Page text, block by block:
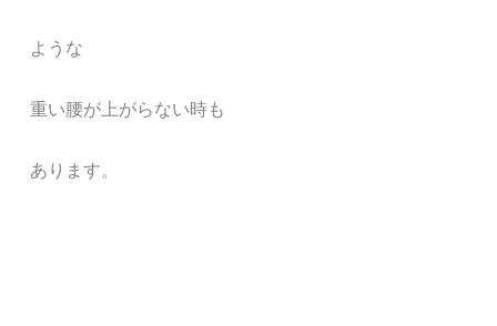
ような
重い腰が上がらない時も
あります。